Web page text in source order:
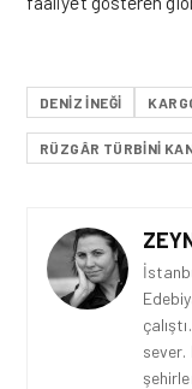
DENIZ INEĞI
RÜZGÂR TÜRBINI
sever.